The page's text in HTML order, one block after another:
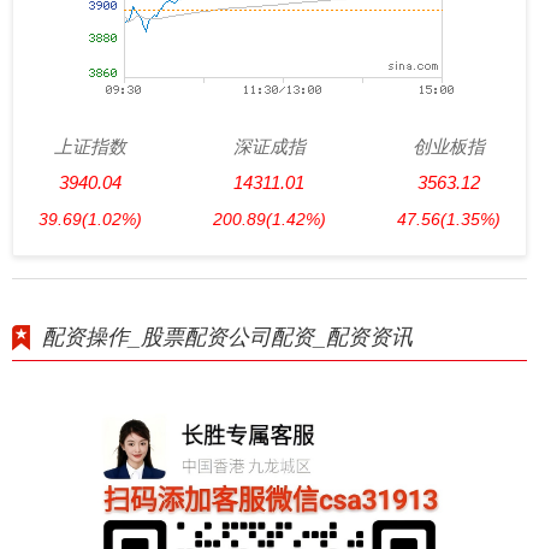
上证指数
3940.04
39.69(1.02%)
深证成指
14311.01
200.89(1.42%)
创业板指
3563.12
47.56(1.35%)
配资操作_股票配资公司配资_配资资讯